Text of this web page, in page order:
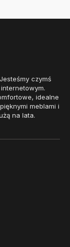
czymś
idealne
meblami i
na lata.